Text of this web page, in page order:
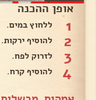
אופן ההכנה
1 ללחוץ במים.
2 להוסיף ירקות.
3 לזרוק לפח.
4 להוסיף קרח.